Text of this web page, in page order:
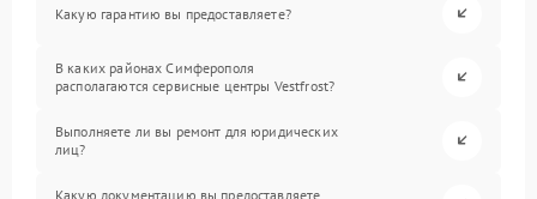
Какую гарантию вы предоставляете?
В каких районах Симферополя
располагаются сервисные центры Vestfrost?
Выполняете ли вы ремонт для юридических
лиц?
Какую документацию вы предоставляете